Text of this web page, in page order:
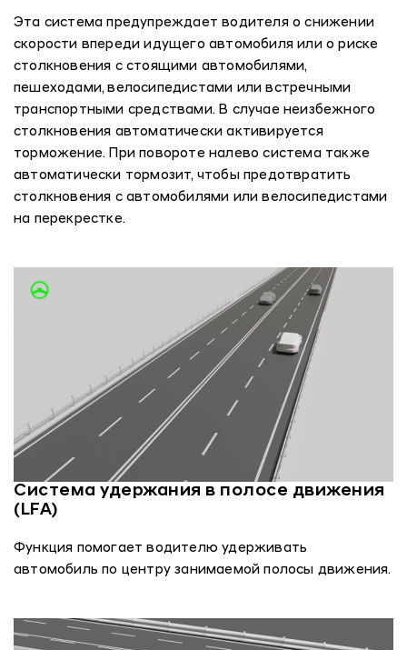
Эта система предупреждает водителя о снижении
скорости впереди идущего автомобиля или о риске
столкновения с стоящими автомобилями,
пешеходами, велосипедистами или встречными
транспортными средствами. В случае неизбежного
столкновения автоматически активируется
торможение. При повороте налево система также
автоматически тормозит, чтобы предотвратить
столкновения с автомобилями или велосипедистами
на перекрестке.
Система удержания в полосе движения
(LFA)
Функция помогает водителю удерживать
автомобиль по центру занимаемой полосы движения.